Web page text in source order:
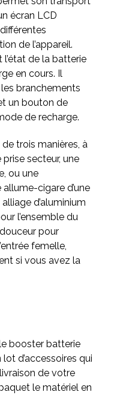
écran LCD
de l’appareil.
de la batterie
en cours. Il
branchements
un bouton de
de recharge.
trois manières, à
secteur, une
ou une
cigare d’une
d’aluminium
l’ensemble du
pour
femelle,
si vous avez la
booster batterie
d’accessoires qui
de votre
le matériel en